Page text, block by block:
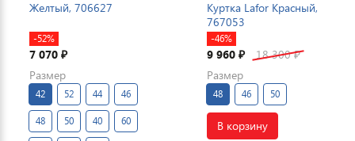
Желтый, 706627
-52%
7 070 ₽
Размер
42 52 44 46
48 50 40 60
Куртка Lafor Красный,
767053
-46%
9 960 ₽ 18 300₽
Размер
48 46 50
В корзину